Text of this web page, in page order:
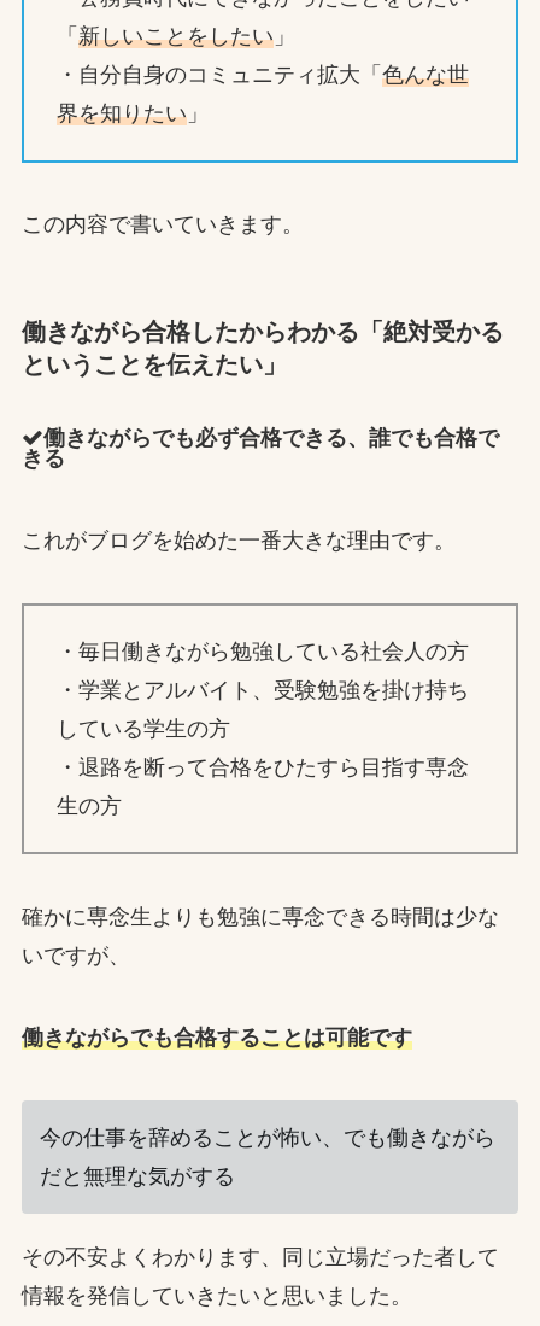
「 新しいことをしたい」
・自分自身のコミュニティ拡大「 色んな世
界を知りたい」
この内容で書いていきます。
働きながら合格したからわかる「絶対受かる
ということを伝えたい」
働きながらでも必ず合格できる、誰でも合格で
きる
これがブログを始めた一番大きな理由です。
・毎日働きながら勉強している社会人の方
・学業とアルバイト、受験勉強を掛け持ち
している学生の方
・退路を断って合格をひたすら目指す専念
生の方
確かに専念生よりも勉強に専念できる時間は少な
いですが、
働きながらでも合格することは可能です
今の仕事を辞めることが怖い、でも働きながら
だと無理な気がする
その不安よくわかります、同じ立場だった者して
情報を発信していきたいと思いました。